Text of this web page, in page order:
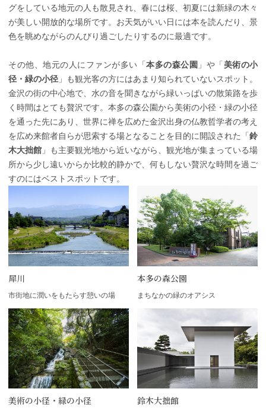
グをしている地元の人も散見され、春には桜、初夏には新緑の木々
が美しい開放的な場所です。お天気がいい日には本を読んだり、景
色を眺めながらのんびり過ごしたりするのに最適です。
その他、地元の人にファンが多い「本多の森公園 」や「美術の小
径・緑の小径 」も観光客の方にはあまり知られていないスポット。
金沢の街の中心地で、水の音を聞きながら緑いっぱいの散策路を歩
く時間はとても贅沢です。本多の森公園から美術の小径・緑の小径
を通った先にあり、世界に禅を広めた金沢出身の仏教哲学者の考え
を広め来館者自らが思索する場となることを目的に開設された「鈴
木大拙館 」も主要観光地から近いながら、観光地が集まっている場
所から少し遠いからか比較的静かで、何もしない贅沢な時間を過ご
すのにはベストスポットです。
犀川
市街地に潤いをもたらす憩いの場
本多の森公園
まちなかの緑のオアシス
美術の小径・緑の小径 鈴木大拙館